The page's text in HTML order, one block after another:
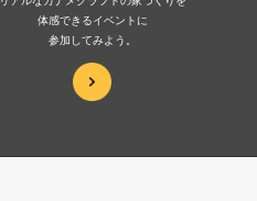
体感できるイベントに
参加してみよう。